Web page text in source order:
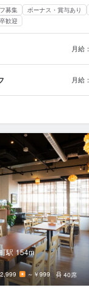
募集 ボーナス・賞与あり
歓迎
月給：
月給：
駅 154m
～￥999 40席